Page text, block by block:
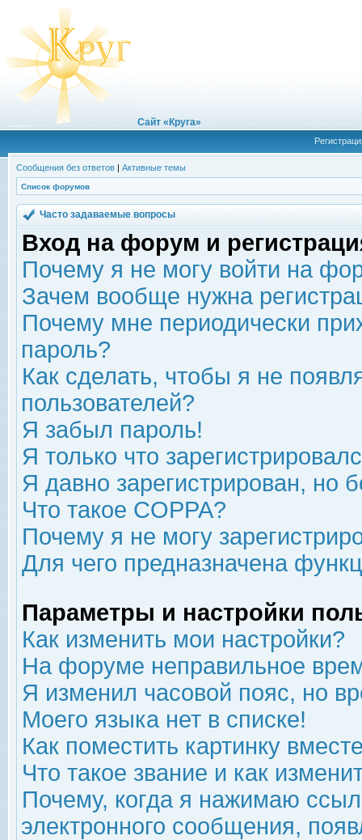
Сайт «Круга»
Сообщения без ответов | Активные темы
Список форумов
Часто задаваемые вопросы
Вход на форум и
Почему я не могу войти на
Зачем вообще нужна
Почему мне периодически
пароль?
Как сделать, чтобы я не
пользователей?
Я забыл пароль!
Я только что
Я давно зарегистрирован, но
Что такое COPPA?
Почему я не могу
Для чего предназначена
Параметры и настройки
Как изменить мои настройки?
На форуме неправильное
Я изменил часовой пояс, но
Моего языка нет в списке!
Как поместить картинку
Что такое звание и как
Почему, когда я нажимаю
электронного сообщения,